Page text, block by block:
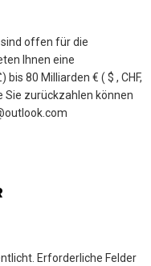
offen für die
Ihnen eine
bis 80 Milliarden € ( $ , CHF,
Sie zurückzahlen können
Erforderliche Felder